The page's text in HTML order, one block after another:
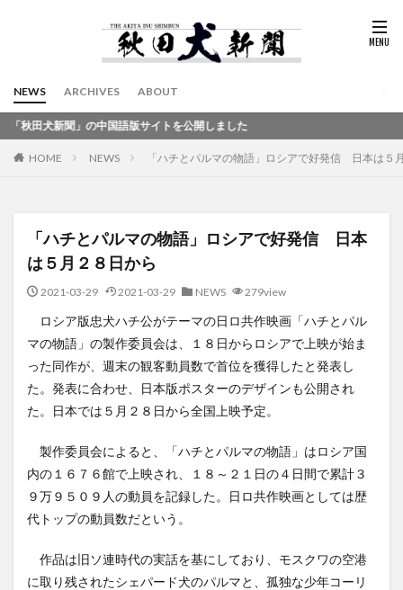
NEWS ARCHIVES ABOUT
新聞」の中国語版サイトを公開しました
HOME NEWS 「ハチとパルマの物語」ロシアで好発信 日本は５
「ハチとパルマの物語」ロシアで好発信 日本
は５月２８日から
2021-03-29 2021-03-29 NEWS 279view
ロシア版忠犬ハチ公がテーマの日ロ共作映画「ハチとパル
マの物語」の製作委員会は、１８日からロシアで上映が始ま
った同作が、週末の観客動員数で首位を獲得したと発表し
た。発表に合わせ、日本版ポスターのデザインも公開され
た。日本では５月２８日から全国上映予定。
製作委員会によると、「ハチとパルマの物語」はロシア国
内の１６７６館で上映され、１８～２１日の４日間で累計３
９万９５０９人の動員を記録した。日ロ共作映画としては歴
代トップの動員数だという。
作品は旧ソ連時代の実話を基にしており、モスクワの空港
に取り残されたシェパード犬のパルマと、孤独な少年コーリ